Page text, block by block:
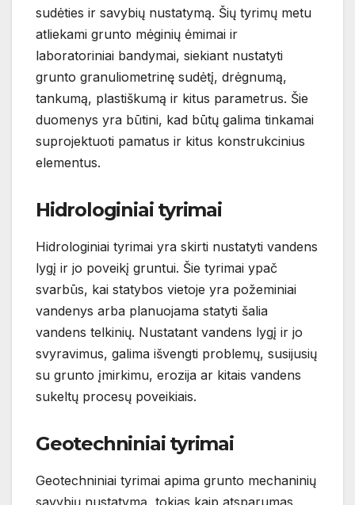
sudėties ir savybių nustatymą. Šių tyrimų metu
atliekami grunto mėginių ėmimai ir
laboratoriniai bandymai, siekiant nustatyti
grunto granuliometrinę sudėtį, drėgnumą,
tankumą, plastiškumą ir kitus parametrus. Šie
duomenys yra būtini, kad būtų galima tinkamai
suprojektuoti pamatus ir kitus konstrukcinius
elementus.
Hidrologiniai tyrimai
Hidrologiniai tyrimai yra skirti nustatyti vandens
lygį ir jo poveikį gruntui. Šie tyrimai ypač
svarbūs, kai statybos vietoje yra požeminiai
vandenys arba planuojama statyti šalia
vandens telkinių. Nustatant vandens lygį ir jo
svyravimus, galima išvengti problemų, susijusių
su grunto įmirkimu, erozija ar kitais vandens
sukeltų procesų poveikiais.
Geotechniniai tyrimai
Geotechniniai tyrimai apima grunto mechaninių
savybių nustatymą, tokias kaip atsparumas